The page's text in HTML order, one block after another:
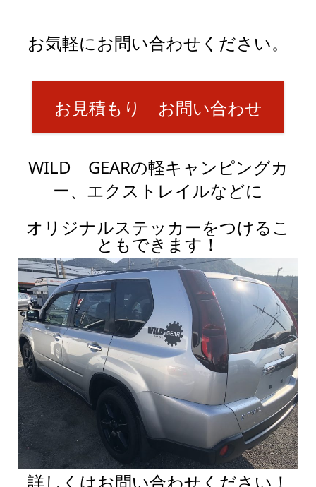
お気軽にお問い合わせください。
お見積もり お問い合わせ
WILD GEARの軽キャンピングカ
ー、エクストレイルなどに
オリジナルステッカーをつけるこ
ともできます！
詳しくはお問い合わせください！